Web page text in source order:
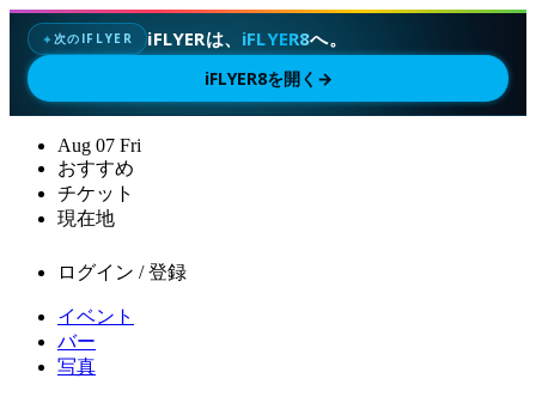
✦次のIFLYER iFLYERは、 iFLYER8へ。
iFLYER8を開く →
Aug 07 Fri
おすすめ
チケット
現在地
ログイン / 登録
イベント
バー
写真